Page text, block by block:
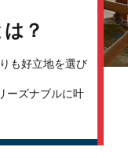
？
も好立地を選び
ーズナブルに叶